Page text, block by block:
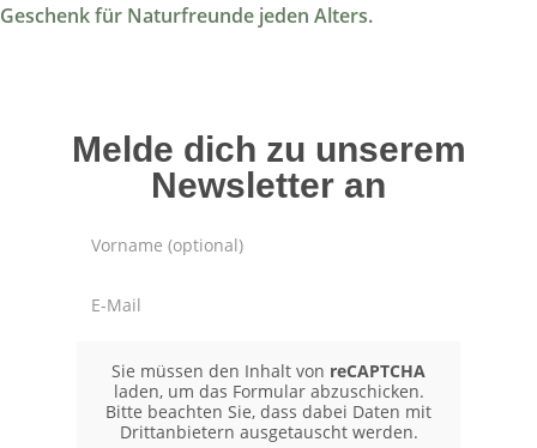
Geschenk für Naturfreunde jeden Alters.
Melde dich zu unserem
Newsletter an
Sie müssen den Inhalt von reCAPTCHA
laden, um das Formular abzuschicken.
Bitte beachten Sie, dass dabei Daten mit
Drittanbietern ausgetauscht werden.